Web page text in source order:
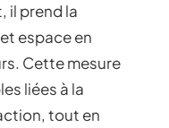
il prend la
espace en
Cette mesure
liées à la
tout en